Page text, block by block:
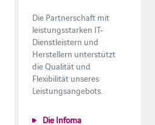
Die Partnerschaft mit
leistungsstarken IT-
Dienstleistern und
Herstellern unterstützt
die Qualität und
Flexibilität unseres
Leistungsangebots.
Die Infoma